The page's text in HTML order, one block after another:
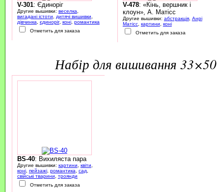
V-301: Єдиноріг
Другие вышивки: веселка
вигадані істоти
дитячі вишивки
дівчинка
єдиноріг, коні, романтика
Отметить для заказа
V-478: «Кінь, вершник і
клоун», А. Матісс
Другие вышивки: абстракція, Анрі
Матісс, картини
коні
Отметить для заказа
набір для вишивання 33×50
BS-40: Вихиляста пара
Другие вышивки: картини квіти
коні, пейзажі, романтика сад
свійські тварини
троянди
Отметить для заказа